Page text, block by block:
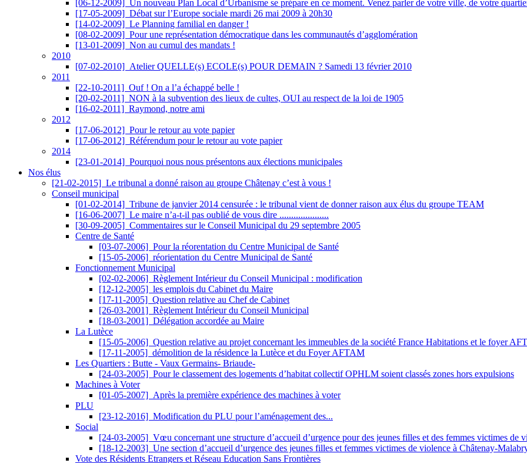
[06-12-2009] Un nouveau Plan Local d’Urbanisme se prépare en ce moment. Venez parler de votre ville, de votre
[17-05-2009] Débat sur l’Europe sociale mardi 26 mai 2009 à 20h30
[14-02-2009] Le Planning familial en danger !
[08-02-2009] Pour une représentation démocratique dans les communautés d’agglomération
[13-01-2009] Non au cumul des mandats !
2010
[07-02-2010] Atelier QUELLE(s) ECOLE(s) POUR DEMAIN ? Samedi 13 février 2010
2011
[22-10-2011] Ouf ! On a l’a échappé belle !
[20-02-2011] NON à la subvention des lieux de cultes, OUI au respect de la loi de 1905
[16-02-2011] Raymond, notre ami
2012
[17-06-2012] Pour le retour au vote papier
[17-06-2012] Référendum pour le retour au vote papier
2014
[23-01-2014] Pourquoi nous nous présentons aux élections municipales
Nos élus
[21-02-2015] Le tribunal a donné raison au groupe Châtenay c’est à vous !
Conseil municipal
[01-02-2014] Tribune de janvier 2014 censurée : le tribunal vient de donner raison aux élus du groupe TEAM
[16-06-2007] Le maire n’a-t-il pas oublié de vous dire .....................
[30-09-2005] Commentaires sur le Conseil Municipal du 29 septembre 2005
Centre de Santé
[03-07-2006] Pour la réorentation du Centre Municipal de Santé
[15-05-2006] réorientation du Centre Municipal de Santé
Fonctionnement Municipal
[02-02-2006] Règlement Intérieur du Conseil Municipal : modification
[12-12-2005] les emplois du Cabinet du Maire
[17-11-2005] Question relative au Chef de Cabinet
[26-03-2001] Règlement Intérieur du Conseil Municipal
[18-03-2001] Délégation accordée au Maire
La Lutèce
[15-05-2006] Question relative au projet concernant les immeubles de la société France Habitations et le foyer
[17-11-2005] démolition de la résidence la Lutèce et du Foyer AFTAM
Les Quartiers : Butte - Vaux Germains- Briaude-
[24-03-2005] Pour le classement des logements d’habitat collectif OPHLM soient classés zones hors expulsions
Machines à Voter
[01-05-2007] Après la première expérience des machines à voter
PLU
[23-12-2016] Modification du PLU pour l’aménagement des...
Social
[24-03-2005] Vœu concernant une structure d’accueil d’urgence pour des jeunes filles et des femmes victimes de
[18-12-2003] Une section d’accueil d’urgence des jeunes filles et femmes victimes de violence à Châtenay-
Vote des Résidents Etrangers et Réseau Education Sans Frontières